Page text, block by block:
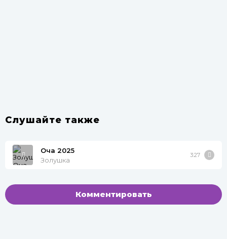
Слушайте также
Оча 2025
Золушка
3:27
Комментировать